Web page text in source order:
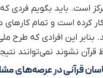
است. باید بگویم
کار کرده است و تمام
این افرادی که طرح
نشوند نمی‌توانند
قرآنی در عرصه‌های